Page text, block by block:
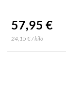
57,95 €
24,15 € / kilo